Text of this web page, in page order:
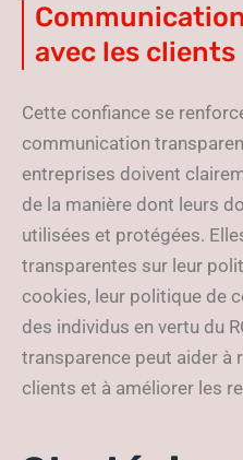
avec les clients
Cette confiance se
communication
entreprises doivent
de la manière dont leurs
utilisées et protégées.
transparentes sur leur
cookies, leur politique de
des individus en vertu du
transparence peut aider à
clients et à améliorer les